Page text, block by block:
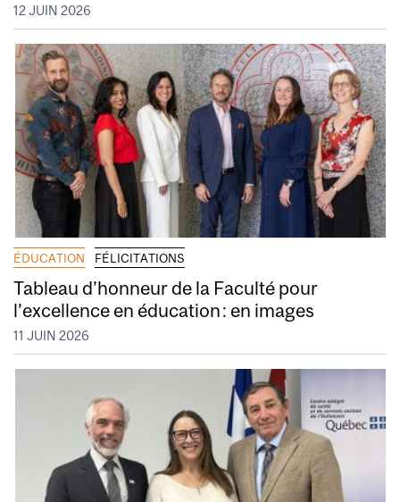
12 JUIN 2026
ÉDUCATION FÉLICITATIONS
Tableau d’honneur de la Faculté pour
l’excellence en éducation : en images
11 JUIN 2026